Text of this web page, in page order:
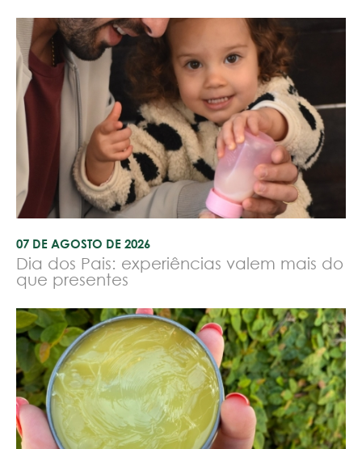
07 DE AGOSTO DE 2026
Dia dos Pais: experiências valem mais do
que presentes